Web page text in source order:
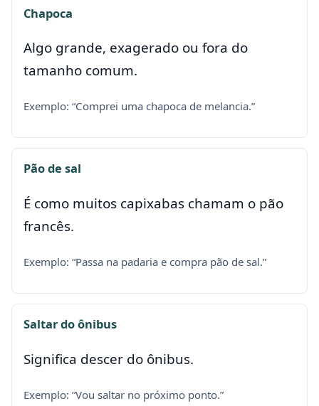
Chapoca
Algo grande, exagerado ou fora do
tamanho comum.
Exemplo: “Comprei uma chapoca de melancia.”
Pão de sal
É como muitos capixabas chamam o pão
francês.
Exemplo: “Passa na padaria e compra pão de sal.”
Saltar do ônibus
Significa descer do ônibus.
Exemplo: “Vou saltar no próximo ponto.”